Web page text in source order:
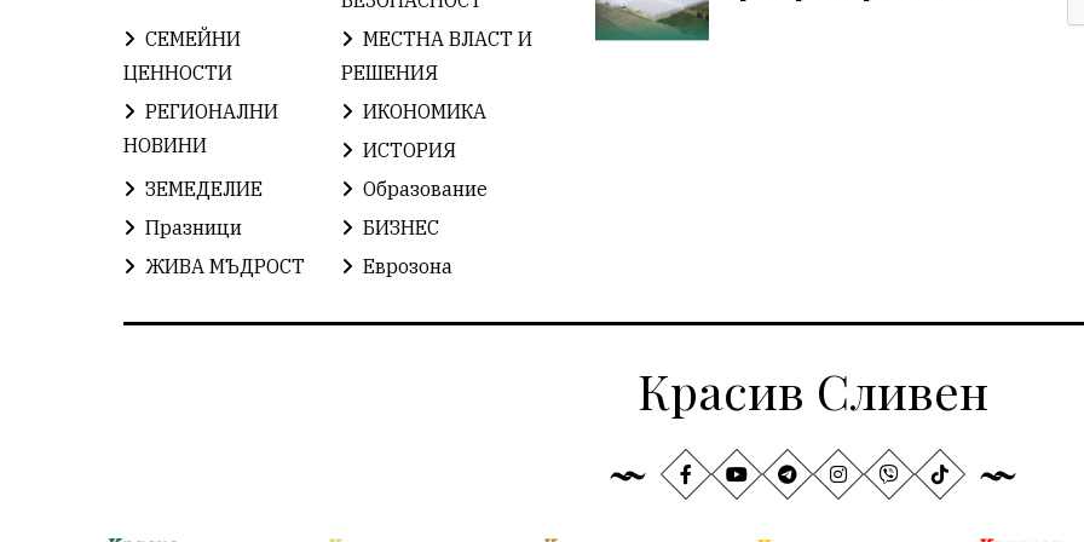
СЕМЕЙНИ
ЦЕННОСТИ
МЕСТНА ВЛАСТ И
РЕШЕНИЯ
РЕГИОНАЛНИ
НОВИНИ
ИКОНОМИКА
ИСТОРИЯ
ЗЕМЕДЕЛИЕ
Образование
Празници
БИЗНЕС
ЖИВА МЪДРОСТ
Еврозона
Красив Сливен